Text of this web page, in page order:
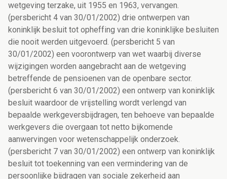
wetgeving terzake, uit 1955 en 1963, vervangen.
(persbericht 4 van 30/01/2002) drie ontwerpen van
koninklijk besluit tot opheffing van drie koninklijke besluiten
die nooit werden uitgevoerd. (persbericht 5 van
30/01/2002) een voorontwerp van wet waarbij diverse
wijzigingen worden aangebracht aan de wetgeving
betreffende de pensioenen van de openbare sector.
(persbericht 6 van 30/01/2002) een ontwerp van koninklijk
besluit waardoor de vrijstelling wordt verlengd van
bepaalde werkgeversbijdragen, ten behoeve van bepaalde
werkgevers die overgaan tot netto bijkomende
aanwervingen voor wetenschappelijk onderzoek.
(persbericht 7 van 30/01/2002) een ontwerp van koninklijk
besluit tot toekenning van een vermindering van de
persoonlijke bijdragen van sociale zekerheid aan